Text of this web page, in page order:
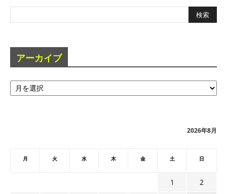
アーカイブ
ア
ー
2026年8月
月 火 水 木 金 土 日
1
2